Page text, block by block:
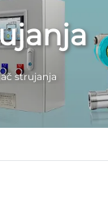
strujanja